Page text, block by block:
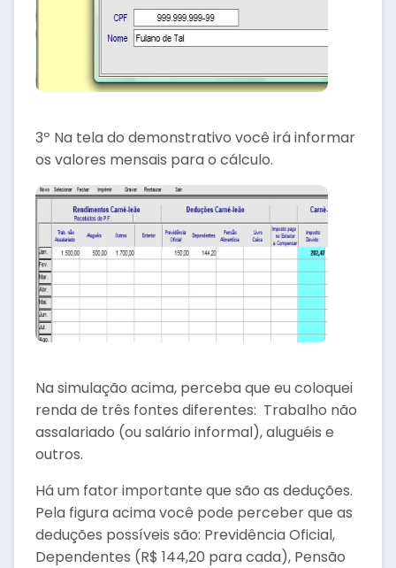
3º Na tela do demonstrativo você irá informar
os valores mensais para o cálculo.
Na simulação acima, perceba que eu coloquei
renda de três fontes diferentes: Trabalho não
assalariado (ou salário informal), aluguéis e
outros.
Há um fator importante que são as deduções.
Pela figura acima você pode perceber que as
deduções possíveis são: Previdência Oficial,
Dependentes (R$ 144,20 para cada), Pensão